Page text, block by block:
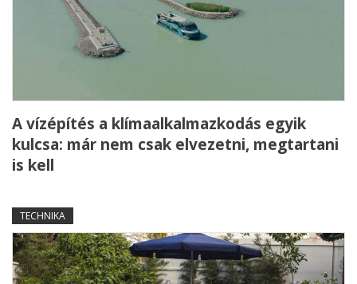
A vízépítés a klímaalkalmazkodás egyik
kulcsa: már nem csak elvezetni, megtartani
is kell
TECHNIKA